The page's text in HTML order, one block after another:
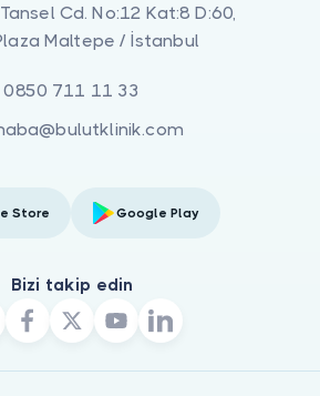
Cd. No:12 Kat:8 D:60,
Maltepe / İstanbul
0850 711 11 33
Store Google Play
Bizi takip edin